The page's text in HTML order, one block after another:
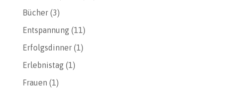
Bücher(3)
Entspannung(11)
Erfolgsdinner(1)
Erlebnistag(1)
Frauen (1)